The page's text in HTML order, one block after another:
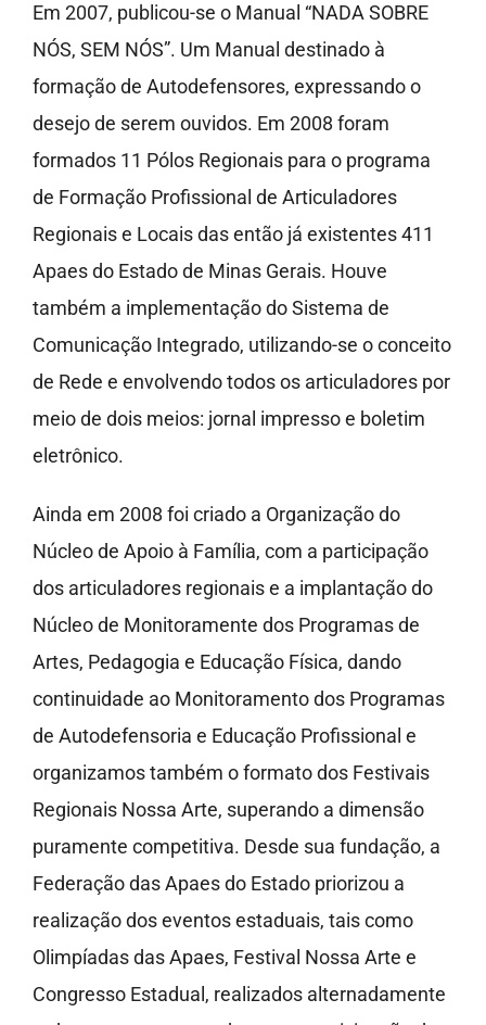
Em 2007, publicou-se o Manual “NADA SOBRE
NÓS, SEM NÓS”. Um Manual destinado à
formação de Autodefensores, expressando o
desejo de serem ouvidos. Em 2008 foram
formados 11 Pólos Regionais para o programa
de Formação Profissional de Articuladores
Regionais e Locais das então já existentes 411
Apaes do Estado de Minas Gerais. Houve
também a implementação do Sistema de
Comunicação Integrado, utilizando-se o conceito
de Rede e envolvendo todos os articuladores por
meio de dois meios: jornal impresso e boletim
eletrônico.
Ainda em 2008 foi criado a Organização do
Núcleo de Apoio à Família, com a participação
dos articuladores regionais e a implantação do
Núcleo de Monitoramente dos Programas de
Artes, Pedagogia e Educação Física, dando
continuidade ao Monitoramento dos Programas
de Autodefensoria e Educação Profissional e
organizamos também o formato dos Festivais
Regionais Nossa Arte, superando a dimensão
puramente competitiva. Desde sua fundação, a
Federação das Apaes do Estado priorizou a
realização dos eventos estaduais, tais como
Olimpíadas das Apaes, Festival Nossa Arte e
Congresso Estadual, realizados alternadamente